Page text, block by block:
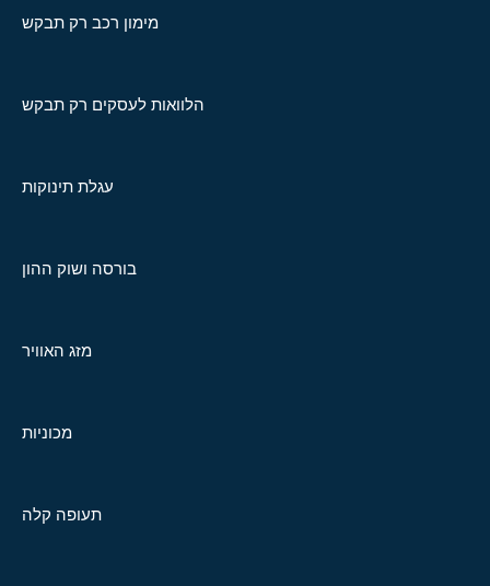
מימון רכב רק תבקש
הלוואות לעסקים רק תבקש
עגלת תינוקות
בורסה ושוק ההון
מזג האוויר
מכוניות
תעופה קלה